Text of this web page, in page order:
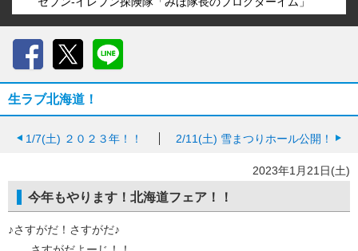
生ラブ北海道！
1/7(土) ２０２３年！！ 2/11(土) 雪まつりホール公開！
2023年1月21日(土)
今年もやります！北海道フェア！！
♪さすがだ！さすがだ♪